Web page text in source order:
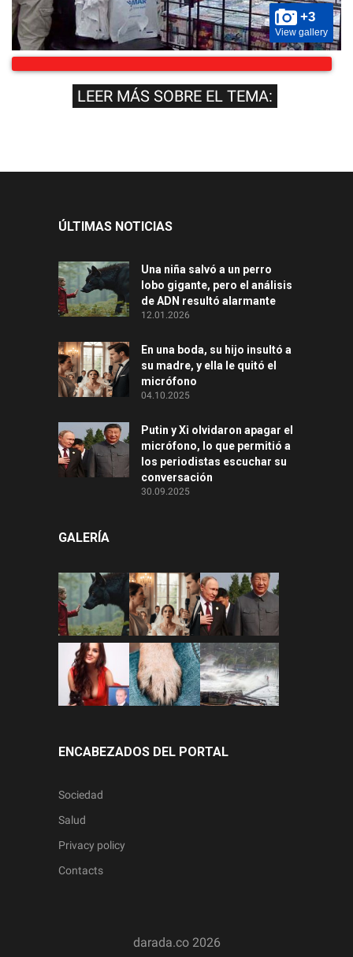
+3
View gallery
Conversar
LEER MÁS SOBRE EL TEMA:
Una niña salvó a un perro
lobo gigante, pero el análisis
de ADN resultó alarmante
En una boda, su hijo insultó a
su madre, y ella le quitó el
micrófono
Putin y Xi olvidaron apagar el
micrófono, lo que permitió a
los periodistas escuchar su
conversación